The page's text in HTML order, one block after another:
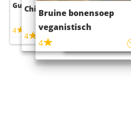
Guacamole
4
Chili con carne
4 45m
Bruine bonensoep
veganistisch
4
Sushi rijstsalade
maaltijdsalade
4